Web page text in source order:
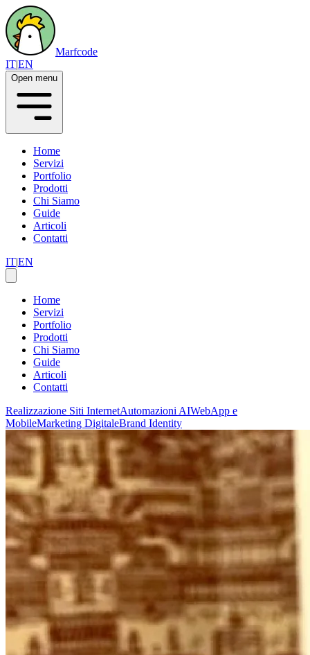
Marfcode
IT|EN
Open menu
Home
Servizi
Portfolio
Prodotti
Chi Siamo
Guide
Articoli
Contatti
IT|EN
Home
Servizi
Portfolio
Prodotti
Chi Siamo
Guide
Articoli
Contatti
Realizzazione Siti InternetAutomazioni AIWebApp e
MobileMarketing DigitaleBrand Identity